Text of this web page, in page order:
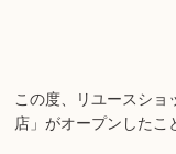
この度、リユースショ
店」がオープンしたこ